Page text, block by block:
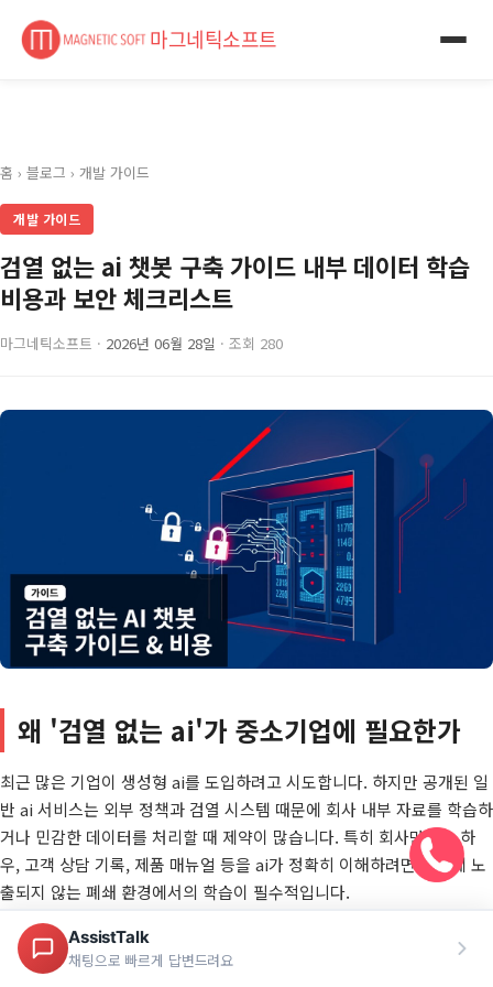
마그네틱소프트
홈 › 블로그 › 개발 가이드
개발 가이드
검열 없는 ai 챗봇 구축 가이드 내부 데이터 학습
비용과 보안 체크리스트
마그네틱소프트 · 2026년 06월 28일 · 조회 280
왜 '검열 없는 ai'가 중소기업에 필요한가
최근 많은 기업이 생성형 ai를 도입하려고 시도합니다. 하지만 공개된 일
반 ai 서비스는 외부 정책과 검열 시스템 때문에 회사 내부 자료를 학습하
거나 민감한 데이터를 처리할 때 제약이 많습니다. 특히 회사만의 노하
우, 고객 상담 기록, 제품 매뉴얼 등을 ai가 정확히 이해하려면 외부에 노
출되지 않는 폐쇄 환경에서의 학습이 필수적입니다.
마그네틱소프트에서 만난 중소기업 기획자분들도 비슷한 고민을 하십니
다. '무료로 ai를 써보고 싶은데, 회사 비밀 데이터는 절대 올릴 수 없다',